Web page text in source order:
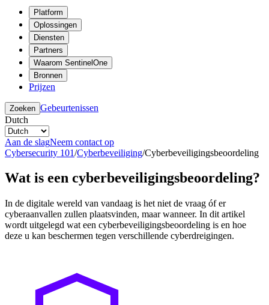
Platform
Oplossingen
Diensten
Partners
Waarom SentinelOne
Bronnen
Prijzen
Zoeken Gebeurtenissen
Dutch
Aan de slagNeem contact op
Cybersecurity 101/Cyberbeveiliging/Cyberbeveiligingsbeoordeling
Wat is een cyberbeveiligingsbeoordeling?
In de digitale wereld van vandaag is het niet de vraag óf er
cyberaanvallen zullen plaatsvinden, maar wanneer. In dit artikel
wordt uitgelegd wat een cyberbeveiligingsbeoordeling is en hoe
deze u kan beschermen tegen verschillende cyberdreigingen.